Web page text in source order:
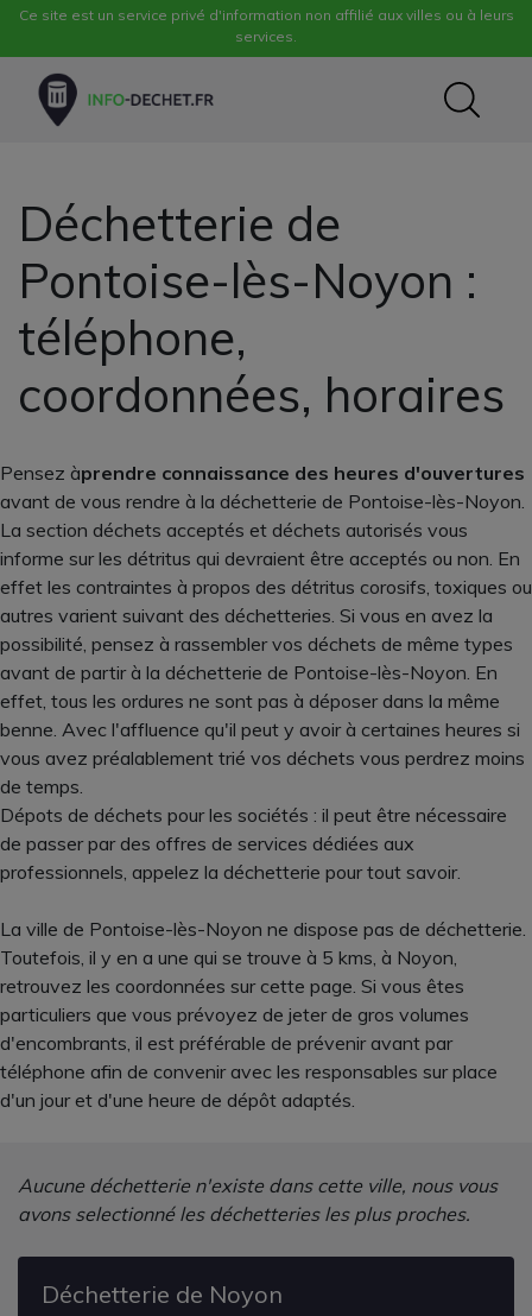
Ce site est un service privé d'information non affilié aux villes ou à leurs
services.
Déchetterie de
Pontoise-lès-Noyon :
téléphone,
coordonnées, horaires
Pensez àprendre connaissance des heures d'ouvertures
avant de vous rendre à la déchetterie de Pontoise-lès-Noyon.
La section déchets acceptés et déchets autorisés vous
informe sur les détritus qui devraient être acceptés ou non. En
effet les contraintes à propos des détritus corosifs, toxiques ou
autres varient suivant des déchetteries. Si vous en avez la
possibilité, pensez à rassembler vos déchets de même types
avant de partir à la déchetterie de Pontoise-lès-Noyon. En
effet, tous les ordures ne sont pas à déposer dans la même
benne. Avec l'affluence qu'il peut y avoir à certaines heures si
vous avez préalablement trié vos déchets vous perdrez moins
de temps.
Dépots de déchets pour les sociétés : il peut être nécessaire
de passer par des offres de services dédiées aux
professionnels, appelez la déchetterie pour tout savoir.
La ville de Pontoise-lès-Noyon ne dispose pas de déchetterie.
Toutefois, il y en a une qui se trouve à 5 kms, à Noyon,
retrouvez les coordonnées sur cette page. Si vous êtes
particuliers que vous prévoyez de jeter de gros volumes
d'encombrants, il est préférable de prévenir avant par
téléphone afin de convenir avec les responsables sur place
d'un jour et d'une heure de dépôt adaptés.
Aucune déchetterie n'existe dans cette ville, nous vous
avons selectionné les déchetteries les plus proches.
Déchetterie de Noyon